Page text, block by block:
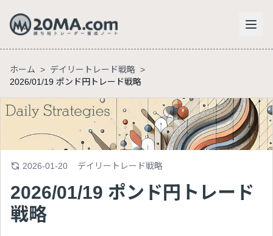
ホーム > デイリートレード戦略 >
2026/01/19 ポンド円トレード戦略
2026-01-20 デイリートレード戦略
2026/01/19 ポンド円トレード
戦略